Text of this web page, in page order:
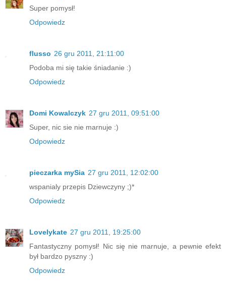
Super pomysł!
Odpowiedz
flusso 26 gru 2011, 21:11:00
Podoba mi się takie śniadanie :)
Odpowiedz
Domi Kowalczyk 27 gru 2011, 09:51:00
Super, nic sie nie marnuje :)
Odpowiedz
pieczarka mySia 27 gru 2011, 12:02:00
wspanialy przepis Dziewczyny ;)*
Odpowiedz
Lovelykate 27 gru 2011, 19:25:00
Fantastyczny pomysł! Nic się nie marnuje, a pewnie efekt
był bardzo pyszny :)
Odpowiedz